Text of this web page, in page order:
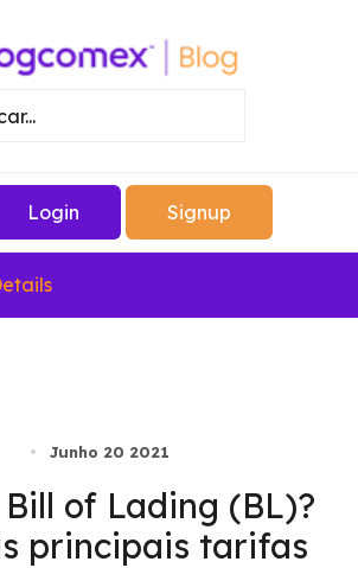
Login Signup
Junho 20 2021
of Lading (BL)?
principais tarifas